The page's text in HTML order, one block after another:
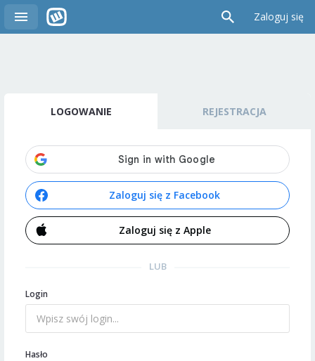
Zaloguj się
LOGOWANIE REJESTRACJA
Zaloguj się z Facebook
Zaloguj się z Apple
LUB
Login
Hasło